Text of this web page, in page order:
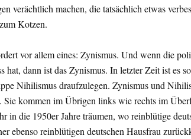
verächtlich machen, die tatsächlich etwas
Kotzen.
vor allem eines: Zynismus. Und wenn die
hat, dann ist das Zynismus. In letzter Zeit ist es
Nihilismus draufzulegen. Zynismus und
Sie kommen im Übrigen links wie rechts im
in die 1950er Jahre träumen, wo reinblütige
ebenso reinblütigen deutschen Hausfrau